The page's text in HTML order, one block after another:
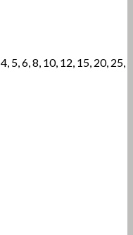
5, 6, 8, 10, 12, 15, 20, 25,